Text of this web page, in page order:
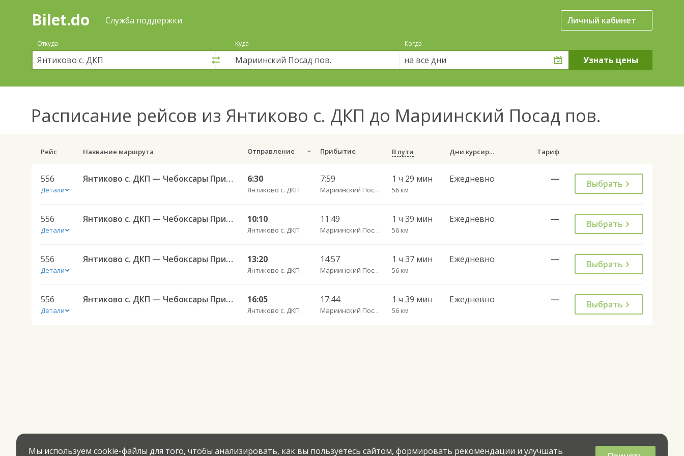
Поиск
покупка
билетов
автобус
онлайн
Bilet.do Служба поддержки Личный кабинет
Откуда Куда Когда
на все дни
Расписание рейсов из Янтиково с. ДКП до Мариинский Посад пов.
Рейс Название маршрута Отправление Прибытие В пути Дни курсирования Тариф
556
Детали
Янтиково с. ДКП — Чебоксары Пригородный АВ ч/з Урмары п. ДКП 556 6:30
Янтиково с. ДКП
7:59
Мариинский Посад пов.
1 ч 29 мин
56 км
Ежедневно — Выбрать
556
Детали
Янтиково с. ДКП — Чебоксары Пригородный АВ ч/з Урмары п. ДКП 556 10:10
Янтиково с. ДКП
11:49
Мариинский Посад пов.
1 ч 39 мин
56 км
Ежедневно — Выбрать
556
Детали
Янтиково с. ДКП — Чебоксары Пригородный АВ ч/з Урмары п. ДКП 556 13:20
Янтиково с. ДКП
14:57
Мариинский Посад пов.
1 ч 37 мин
56 км
Ежедневно — Выбрать
556
Детали
Янтиково с. ДКП — Чебоксары Пригородный АВ ч/з Урмары п. ДКП 556 16:05
Янтиково с. ДКП
17:44
Мариинский Посад пов.
1 ч 39 мин
56 км
Ежедневно — Выбрать
Мы используем cookie-файлы для того, чтобы анализировать, как вы пользуетесь сайтом, формировать рекомендации и улучшать